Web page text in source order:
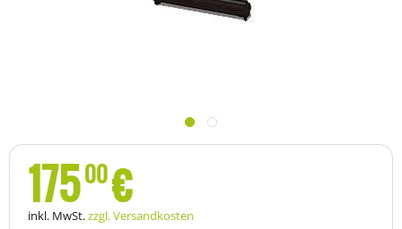
17500€
inkl. MwSt.zzgl. Versandkosten